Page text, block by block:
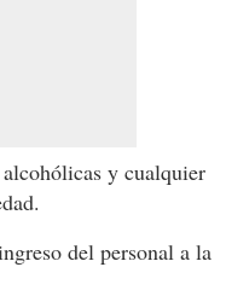
y cualquier
del personal a la